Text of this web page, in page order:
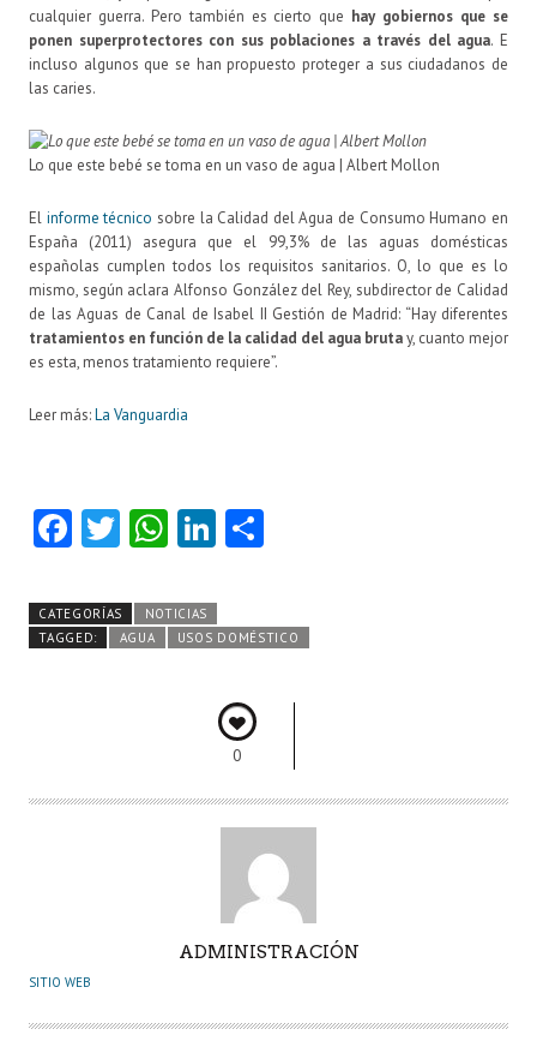
cualquier guerra. Pero también es cierto que hay gobiernos que se
ponen superprotectores con sus poblaciones a través del agua. E
incluso algunos que se han propuesto proteger a sus ciudadanos de
las caries.
Lo que este bebé se toma en un vaso de agua | Albert Mollon
El informe técnico sobre la Calidad del Agua de Consumo Humano en
España (2011) asegura que el 99,3% de las aguas domésticas
españolas cumplen todos los requisitos sanitarios. O, lo que es lo
mismo, según aclara Alfonso González del Rey, subdirector de Calidad
de las Aguas de Canal de Isabel II Gestión de Madrid: “Hay diferentes
tratamientos en función de la calidad del agua brutay, cuanto mejor
es esta, menos tratamiento requiere”.
Leer más:La Vanguardia
Fa
b
o
T
itt
er
W
ts
A
Li
e
dI pa
CATEGORÍAS
NOTICIAS
TAGGED:
AGUA USOS DOMÉSTICO
0
U
O
ADMINISTRACIÓN
SITIO WEB